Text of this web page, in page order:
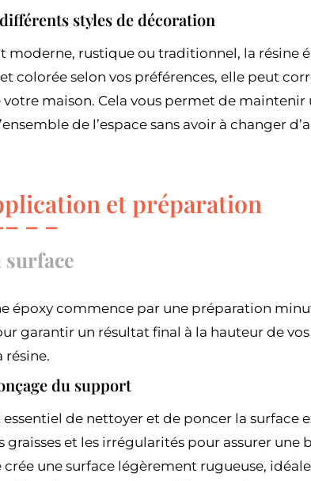
styles de décoration
moderne, rustique ou traditionnel, la résine
colorée selon vos préférences, elle peut
maison. Cela vous permet de maintenir
de l’espace sans avoir à changer
et préparation
époxy commence par une préparation
garantir un résultat final à la hauteur de
résine.
du support
de nettoyer et de poncer la surface
graisses et les irrégularités pour assurer une
crée une surface légèrement rugueuse,